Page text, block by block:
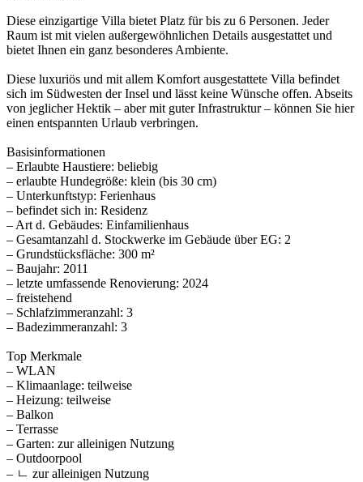
Diese einzigartige Villa bietet Platz für bis zu 6 Personen. Jeder
Raum ist mit vielen außergewöhnlichen Details ausgestattet und
bietet Ihnen ein ganz besonderes Ambiente.
Diese luxuriös und mit allem Komfort ausgestattete Villa befindet
sich im Südwesten der Insel und lässt keine Wünsche offen. Abseits
von jeglicher Hektik – aber mit guter Infrastruktur – können Sie hier
einen entspannten Urlaub verbringen.
Basisinformationen
– Erlaubte Haustiere: beliebig
– erlaubte Hundegröße: klein (bis 30 cm)
– Unterkunftstyp: Ferienhaus
– befindet sich in: Residenz
– Art d. Gebäudes: Einfamilienhaus
– Gesamtanzahl d. Stockwerke im Gebäude über EG: 2
– Grundstücksfläche: 300 m²
– Baujahr: 2011
– letzte umfassende Renovierung: 2024
– freistehend
– Schlafzimmeranzahl: 3
– Badezimmeranzahl: 3
Top Merkmale
– WLAN
– Klimaanlage: teilweise
– Heizung: teilweise
– Balkon
– Terrasse
– Garten: zur alleinigen Nutzung
– Outdoorpool
– ㄴ zur alleinigen Nutzung